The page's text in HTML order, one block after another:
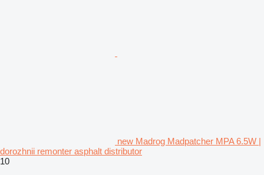
new Madrog Madpatcher MPA 6.5W |
dorozhnii remonter asphalt distributor
10